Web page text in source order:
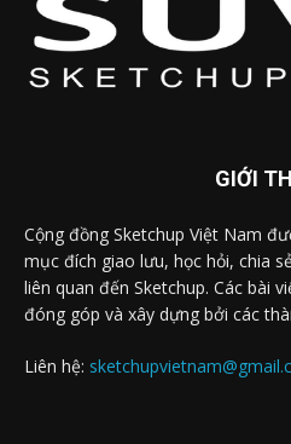
GIỚI
Cộng đồng Sketchup Việt Nam
mục đích giao lưu, học hỏi, chia
liên quan đến Sketchup. Các bài
đóng góp và xây dựng bởi các
Liên hệ: